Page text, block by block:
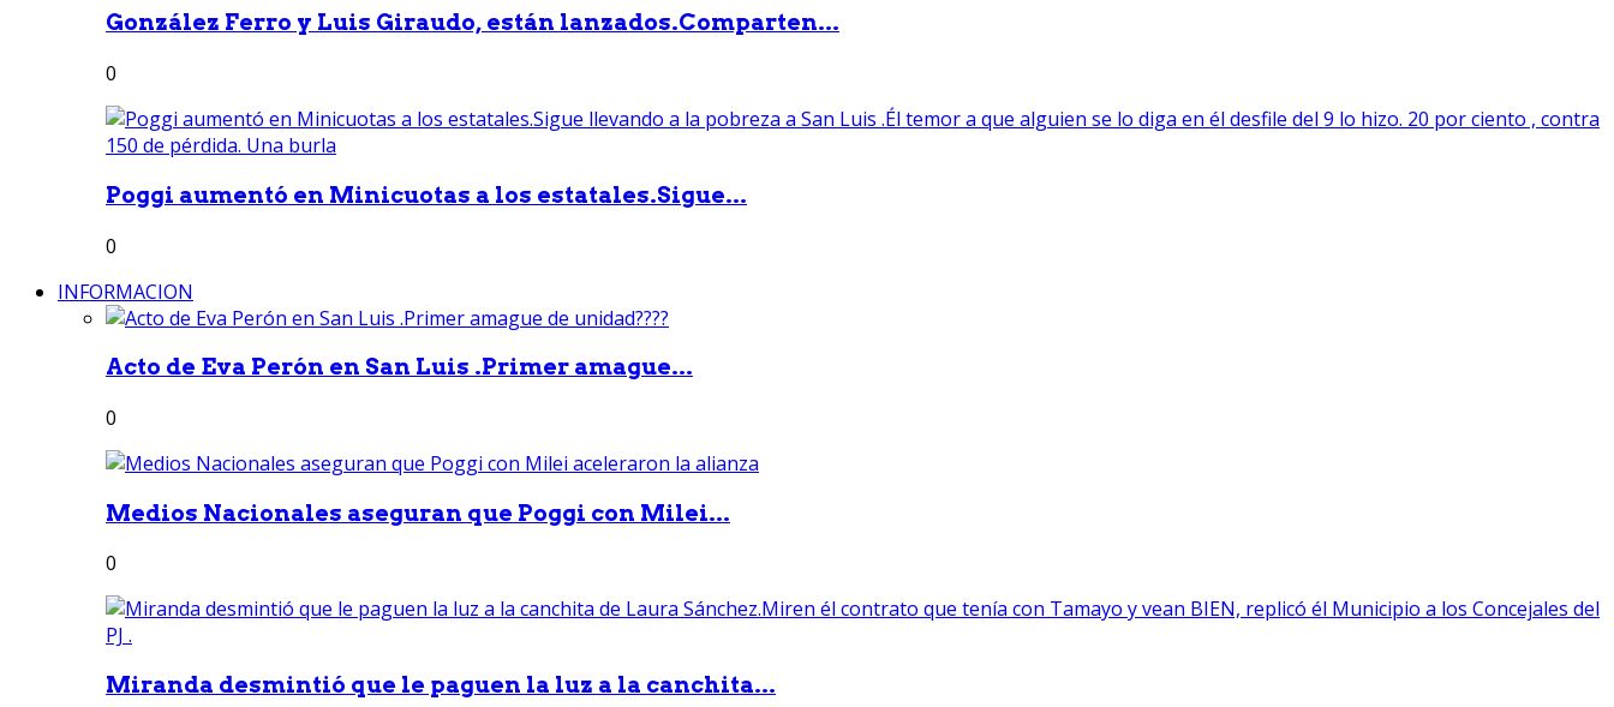
González Ferro y Luis Giraudo, están lanzados.Comparten...
0
Poggi aumentó en Minicuotas a los estatales.Sigue...
0
INFORMACION
Acto de Eva Perón en San Luis .Primer amague...
0
Medios Nacionales aseguran que Poggi con Milei...
0
Miranda desmintió que le paguen la luz a la canchita...